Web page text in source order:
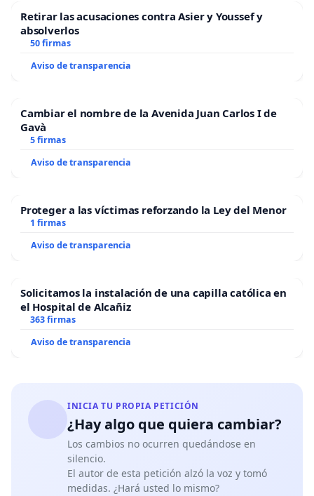
Retirar las acusaciones contra Asier y Youssef y
absolverlos
50 firmas
Aviso de transparencia
Cambiar el nombre de la Avenida Juan Carlos I de
Gavà
5 firmas
Aviso de transparencia
Proteger a las víctimas reforzando la Ley del Menor
1 firmas
Aviso de transparencia
Solicitamos la instalación de una capilla católica en
el Hospital de Alcañiz
363 firmas
Aviso de transparencia
INICIA TU PROPIA PETICIÓN
¿Hay algo que quiera cambiar?
Los cambios no ocurren quedándose en
silencio.
El autor de esta petición alzó la voz y tomó
medidas. ¿Hará usted lo mismo?